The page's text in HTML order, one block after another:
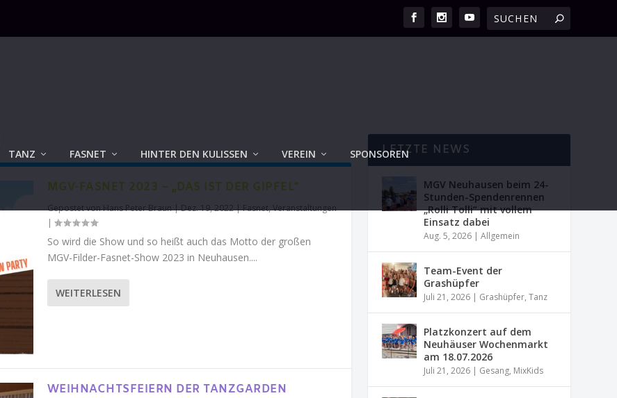
TANZ FASNET HINTER DEN KULISSEN VEREIN SPONSOREN
MGV-FASNET 2023 – „DAS IST DER GIPFEL“
Gepostet vonHans Peter Braun|Dez. 19, 2022|Fasnet,Veranstaltungen
|
So wird die Show und so heißt auch das Motto der großen
MGV-Filder-Fasnet-Show 2023 in Neuhausen....
WEITERLESEN
WEIHNACHTSFEIERN DER TANZGARDEN
LETZTE NEWS
MGV Neuhausen beim 24-
Stunden-Spendenrennen
„Rolli Tolli“ mit vollem
Einsatz dabei
Aug. 5, 2026 |Allgemein
Team-Event der
Grashüpfer
Juli 21, 2026 | Grashüpfer,Tanz
Platzkonzert auf dem
Neuhäuser Wochenmarkt
am 18.07.2026
Juli 21, 2026 | Gesang, MixKids